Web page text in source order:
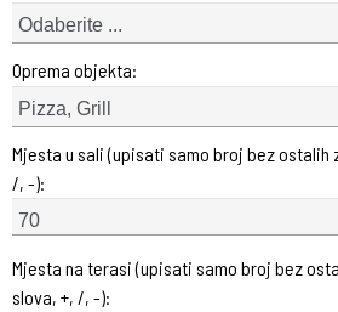
Odaberite ...
Oprema objekta:
Pizza, Grill
Mjesta u sali (upisati samo broj bez ostalih
/, -):
Mjesta na terasi (upisati samo broj bez
slova, +, /, -):